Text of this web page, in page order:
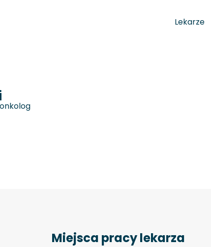
Lekarze
Miejsca pracy lekarza